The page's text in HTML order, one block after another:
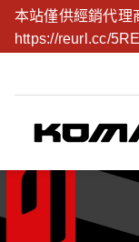
本站僅供經銷代理
https://reurl.cc/